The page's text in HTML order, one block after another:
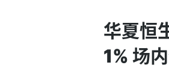
华夏恒
1% 场